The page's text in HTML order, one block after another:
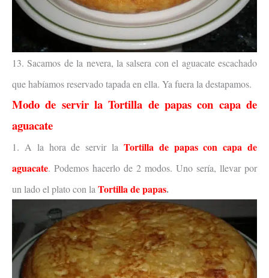
13. Sacamos de la nevera, la salsera con el aguacate escachado
que habíamos reservado tapada en ella. Ya fuera la destapamos.
Modo de servir laTortilla de papas con capa de
aguacate
1. A la hora de servir la Tortilla de papas con capa de
aguacate. Podemos hacerlo de 2 modos. Uno sería, llevar por
un lado el plato con la Tortilla de papas.